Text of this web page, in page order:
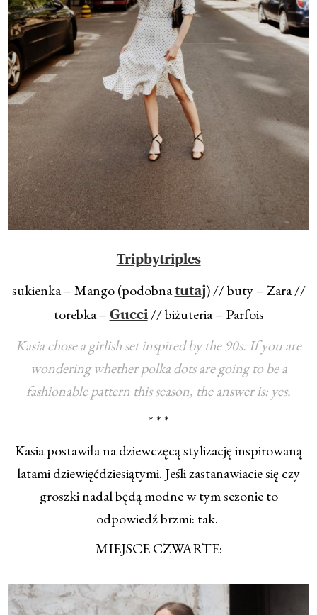
Tripbytriples
sukienka – Mango (podobnatutaj) // buty – Zara //
torebka – Gucci// biżuteria – Parfois
Kasia chose a girlish set inspired by the 90s. If you are
wondering whether polka dots are going to be a
fashionable pattern this season, the answer is: yes.
* * *
Kasia postawiła na dziewczęcą stylizację inspirowaną
latami dziewięćdziesiątymi. Jeśli zastanawiacie się czy
groszki nadal będą modne w tym sezonie to
odpowiedź brzmi: tak.
MIEJSCE CZWARTE: